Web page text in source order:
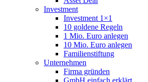
Investment
Investment 1×1
10 goldene Regeln
1 Mio. Euro anlegen
10 Mio. Euro anlegen
Familienstiftung
Unternehmen
Firma gründen
GmbH einfach erklärt